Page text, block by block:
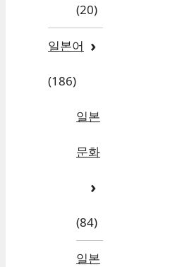
(20)
일본어
(186)
일본
문화
(84)
일본